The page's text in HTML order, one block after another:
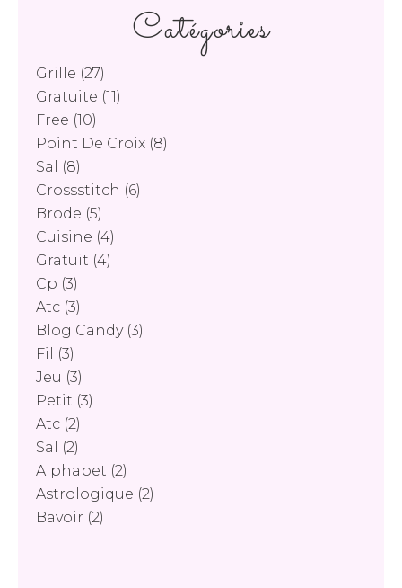
Catégories
Grille (27)
Gratuite (11)
Free (10)
Point De Croix (8)
Sal
(8)
Crossstitch (6)
Brode (5)
Cuisine (4)
Gratuit (4)
Cp (3)
Atc (3)
Blog Candy(3)
Fil
(3)
Jeu (3)
Petit (3)
Atc (2)
Sal
(2)
Alphabet (2)
Astrologique (2)
Bavoir (2)